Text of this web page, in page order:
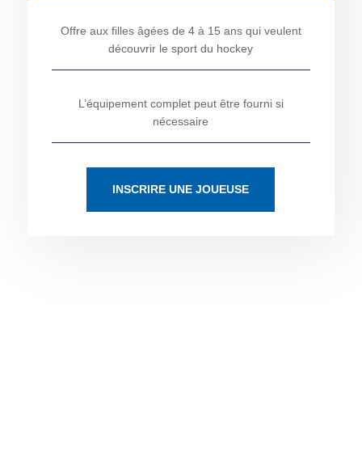
Offre aux filles âgées de 4 à 15 ans qui veulent
découvrir le sport du hockey
L’équipement complet peut être fourni si
nécessaire
INSCRIRE UNE JOUEUSE